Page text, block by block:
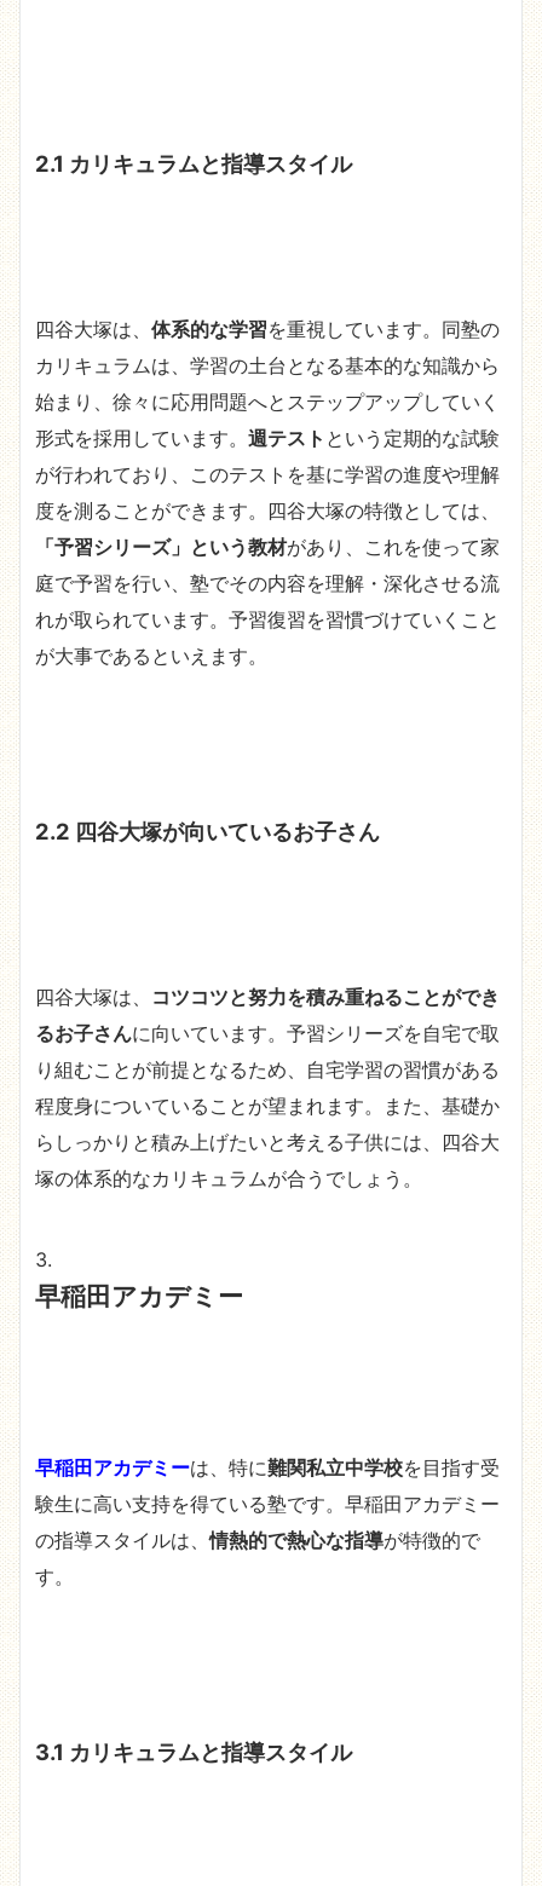
2.1 カリキュラムと指導スタイル
四谷大塚は、 体系的な学習を重視しています。同塾の
カリキュラムは、学習の土台となる基本的な知識から
始まり、徐々に応用問題へとステップアップしていく
形式を採用しています。 週テスト という定期的な試験
が行われており、このテストを基に学習の進度や理解
度を測ることができます。四谷大塚の特徴としては、
「予習シリーズ」という教材があり、これを使って家
庭で予習を行い、塾でその内容を理解・深化させる流
れが取られています。予習復習を習慣づけていくこと
が大事であるといえます。
2.2 四谷大塚が向いているお子さん
四谷大塚は、 コツコツと努力を積み重ねることができ
るお子さんに向いています。予習シリーズを自宅で取
り組むことが前提となるため、自宅学習の習慣がある
程度身についていることが望まれます。また、基礎か
らしっかりと積み上げたいと考える子供には、四谷大
塚の体系的なカリキュラムが合うでしょう。
早稲田アカデミー
早稲田アカデミーは、特に難関私立中学校を目指す受
験生に高い支持を得ている塾です。早稲田アカデミー
の指導スタイルは、情熱的で熱心な指導が特徴的で
す。
3.1 カリキュラムと指導スタイル